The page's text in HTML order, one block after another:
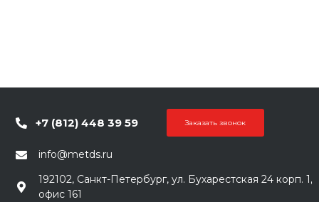
+7 (812) 448 39 59 Заказать звонок
info@metds.ru
192102, Санкт-Петербург, ул. Бухарестская 24 корп. 1,
офис 161